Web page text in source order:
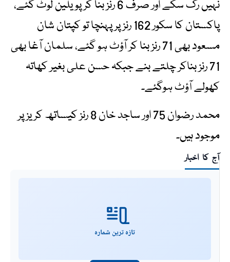
نہیں رک سکے اور صرف 6 رنز بنا کر پویلین لوٹ گئے،
پاکستان کا سکور 162 رنز پر پہنچا تو کپتان شان
مسعود بھی 71 رنز بنا کر آؤٹ ہو گئے، سلمان آغا بھی
71 رنز بناکر چلتے بنے جبکہ حسن علی بغیر کھاتہ
کھولے آؤٹ ہوگئے۔
محمد رضوان 75 اور ساجد خان 8 رنز کیساتھ کریز پر
موجود ہیں۔
آج کا اخبار
تازہ ترین شمارہ